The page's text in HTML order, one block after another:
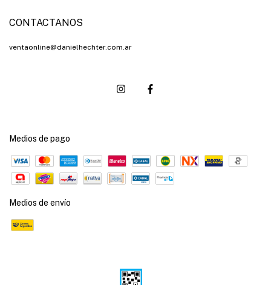
CONTACTANOS
ventaonline@danielhechter.com.ar
Medios de pago
Medios de envío